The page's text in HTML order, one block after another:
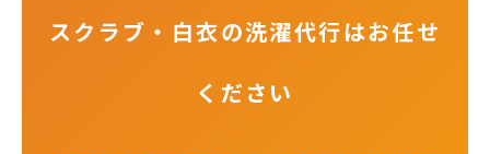
スクラブ・白衣の洗濯代行はお任せ
ください